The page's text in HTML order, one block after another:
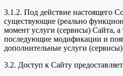
3.1.2. Под действие настоящего
существующие (реально
момент услуги (сервисы) Сайта,
последующие модификации и
дополнительные услуги
3.2. Доступ к Сайту